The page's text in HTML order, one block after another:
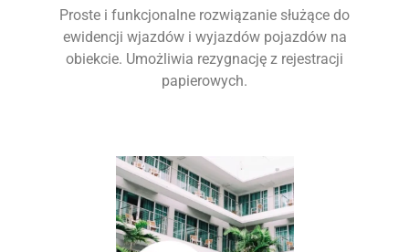
Proste i funkcjonalne rozwiązanie służące do
ewidencji wjazdów i wyjazdów pojazdów na
obiekcie. Umożliwia rezygnację z rejestracji
papierowych.